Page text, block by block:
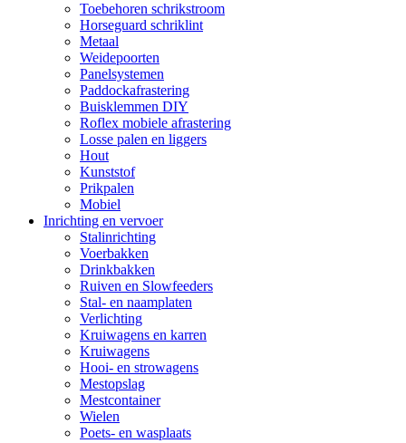
Toebehoren schrikstroom
Horseguard schriklint
Metaal
Weidepoorten
Panelsystemen
Paddockafrastering
Buisklemmen DIY
Roflex mobiele afrastering
Losse palen en liggers
Hout
Kunststof
Prikpalen
Mobiel
Inrichting en vervoer
Stalinrichting
Voerbakken
Drinkbakken
Ruiven en Slowfeeders
Stal- en naamplaten
Verlichting
Kruiwagens en karren
Kruiwagens
Hooi- en strowagens
Mestopslag
Mestcontainer
Wielen
Poets- en wasplaats